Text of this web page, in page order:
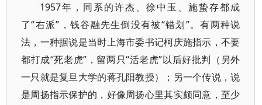
1957年，同系的许杰、徐中玉、施蛰存都成
了“右派”，钱谷融先生倒没有被“错划”。有两种说
法，一种据说是当时上海市委书记柯庆施指示，不要
都打成“死老虎”，留两只“活老虎”以后好批判（另外
一只就是复旦大学的蒋孔阳教授）；另一个传说，说
是周扬指示保护的，好像周扬心里其实颇同意，至少